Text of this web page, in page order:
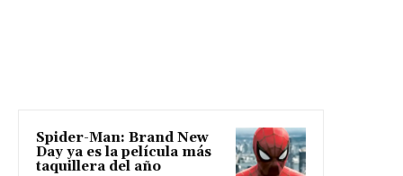
Spider-Man: Brand New
Day ya es la película más
taquillera del año